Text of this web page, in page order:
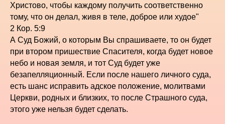
Христово, чтобы каждому получить соответственно
тому, что он делал, живя в теле, доброе или худое"
2 Кор. 5:9
А Суд Божий, о которым Вы спрашиваете, то он будет
при втором пришествие Спасителя, когда будет новое
небо и новая земля, и тот Суд будет уже
безапелляционный. Если после нашего личного суда,
есть шанс исправить адское положение, молитвами
Церкви, родных и близких, то после Страшного суда,
этого уже нельзя будет сделать.